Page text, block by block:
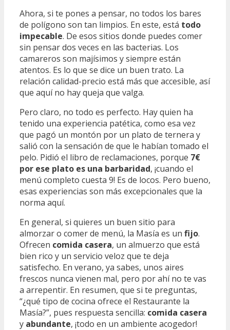
Ahora, si te pones a pensar, no todos los bares
de polígono son tan limpios. En este, está todo
impecable. De esos sitios donde puedes comer
sin pensar dos veces en las bacterias. Los
camareros son majísimos y siempre están
atentos. Es lo que se dice un buen trato. La
relación calidad-precio está más que accesible, así
que aquí no hay queja que valga.
Pero claro, no todo es perfecto. Hay quien ha
tenido una experiencia patética, como esa vez
que pagó un montón por un plato de ternera y
salió con la sensación de que le habían tomado el
pelo. Pidió el libro de reclamaciones, porque 7€
por ese plato es una barbaridad, ¡cuando el
menú completo cuesta 9! Es de locos. Pero bueno,
esas experiencias son más excepcionales que la
norma aquí.
En general, si quieres un buen sitio para
almorzar o comer de menú, la Masía es un fijo.
Ofrecen comida casera, un almuerzo que está
bien rico y un servicio veloz que te deja
satisfecho. En verano, ya sabes, unos aires
frescos nunca vienen mal, pero por ahí no te vas
a arrepentir. En resumen, que si te preguntas,
“¿qué tipo de cocina ofrece el Restaurante la
Masía?”, pues respuesta sencilla: comida casera
y abundante, ¡todo en un ambiente acogedor!